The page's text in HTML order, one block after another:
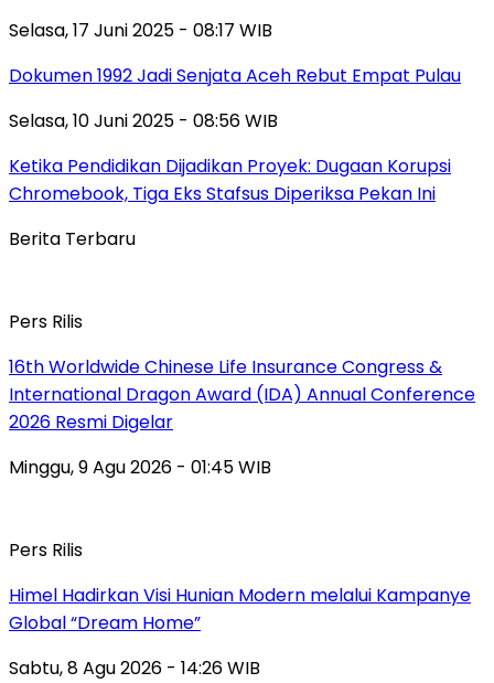
Selasa, 17 Juni 2025 - 08:17 WIB
Dokumen 1992 Jadi Senjata Aceh Rebut Empat Pulau
Selasa, 10 Juni 2025 - 08:56 WIB
Ketika Pendidikan Dijadikan Proyek: Dugaan Korupsi
Chromebook, Tiga Eks Stafsus Diperiksa Pekan Ini
Berita Terbaru
Pers Rilis
16th Worldwide Chinese Life Insurance Congress &
International Dragon Award (IDA) Annual Conference
2026 Resmi Digelar
Minggu, 9 Agu 2026 - 01:45 WIB
Pers Rilis
Himel Hadirkan Visi Hunian Modern melalui Kampanye
Global “Dream Home”
Sabtu, 8 Agu 2026 - 14:26 WIB